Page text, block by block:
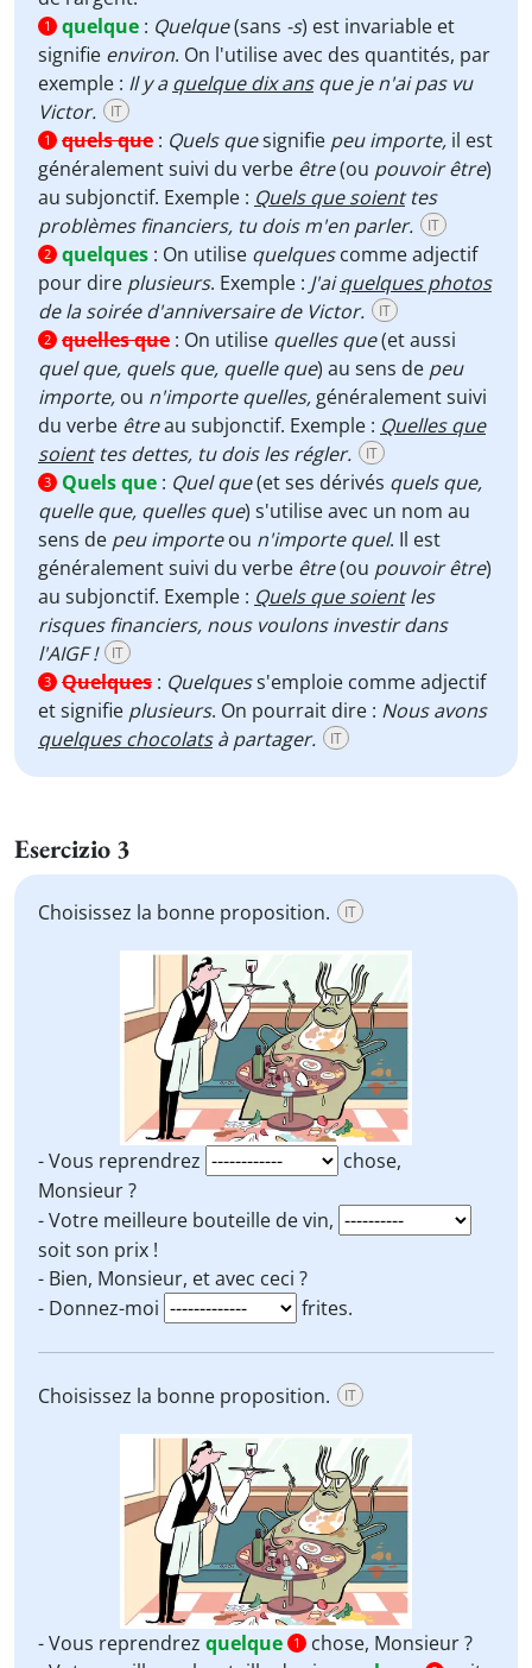
1 quelque : Quelque(sans -s) est invariable et
signifie environ. On l'utilise avec des quantités, par
exemple : Il y aquelque dix ansque je n'ai pas vu
Victor.
IT
1 quels que : Quels quesignifie peu importe, il est
généralement suivi du verbe être(ou pouvoir être)
au subjonctif. Exemple : Quels que soienttes
problèmes financiers, tu dois m'en parler.
IT
2 quelques : On utilise quelquescomme adjectif
pour dire plusieurs. Exemple : J'aiquelques photos
de la soirée d'anniversaire de Victor.
IT
2 quelles que : On utilise quelles que(et aussi
quel que, quels que, quelle que) au sens de peu
importe, ou n'importe quelles, généralement suivi
du verbe êtreau subjonctif. Exemple : Quelles que
soienttes dettes, tu dois les régler. IT
3 Quels que : Quel que(et ses dérivés quels que,
quelle que, quelles que) s'utilise avec un nom au
sens de peu importeou n'importe quel. Il est
généralement suivi du verbe être(ou pouvoir être)
au subjonctif. Exemple : Quels que soientles
risques financiers, nous voulons investir dans
l'AIGF !
IT
3 Quelques : Quelquess'emploie comme adjectif
et signifie plusieurs. On pourrait dire : Nous avons
quelques chocolatsà partager. IT
Esercizio 3
Choisissez la bonne proposition. IT
- Vous reprendrez
chose,
Monsieur ?
- Votre meilleure bouteille de vin,
soit son prix !
- Bien, Monsieur, et avec ceci ?
- Donnez-moi
frites.
Choisissez la bonne proposition. IT
- Vous reprendrez quelque 1
chose, Monsieur ?